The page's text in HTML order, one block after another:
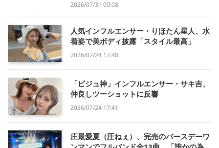
2026/07/31 00:08
人気インフルエンサー・りほたん星人、水
着姿で美ボディ披露「スタイル最高」
2026/07/24 17:48
「ビジュ神」インフルエンサー・サキ吉、
仲良しツーショットに反響
2026/07/24 17:41
庄最愛夏（圧ねぇ）、完売のバースデーワ